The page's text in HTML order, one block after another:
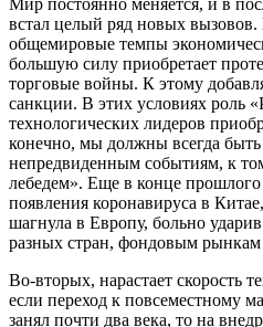
Мир постоянно меняется, и в
встал целый ряд новых
общемировые темпы
большую силу приобретает
торговые войны. К этому
санкции. В этих условиях роль
технологических лидеров
конечно, мы должны всегда
непредвиденным событиям, к
лебедем». Еще в конце
появления коронавируса в
шагнула в Европу, больно
разных стран, фондовым рынкам
Во-вторых, нарастает скорость
если переход к повсеместному
занял почти два века, то на